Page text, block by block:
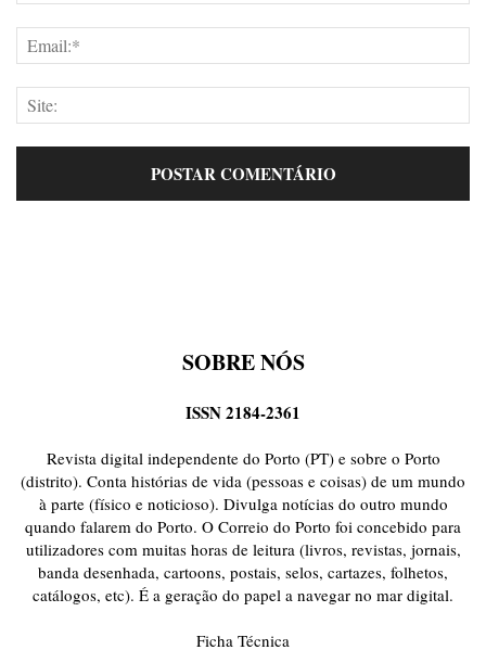
SOBRE NÓS
ISSN 2184-2361
Revista digital independente do Porto (PT) e sobre o Porto
(distrito). Conta histórias de vida (pessoas e coisas) de um mundo
à parte (físico e noticioso). Divulga notícias do outro mundo
quando falarem do Porto. O Correio do Porto foi concebido para
utilizadores com muitas horas de leitura (livros, revistas, jornais,
banda desenhada, cartoons, postais, selos, cartazes, folhetos,
catálogos, etc). É a geração do papel a navegar no mar digital.
Ficha Técnica